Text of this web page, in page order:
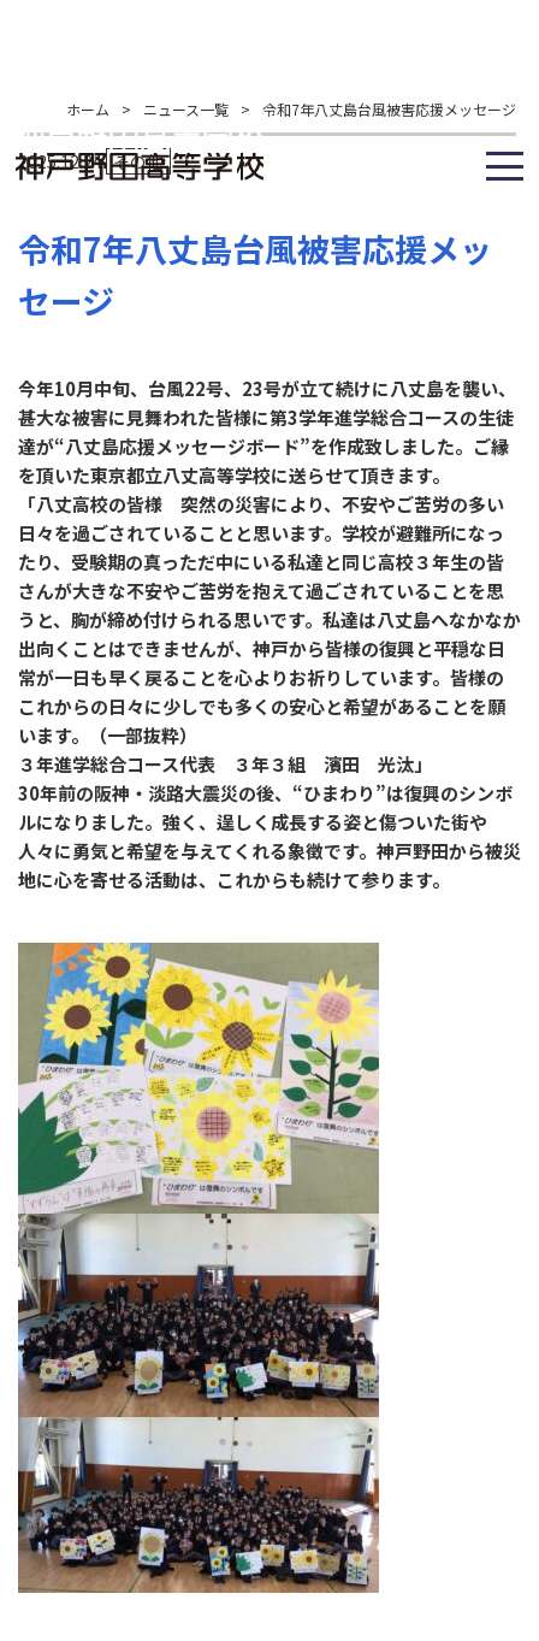
ホーム > ニュース一覧 > 令和7年八丈島台風被害応援メッセージ
2025.12.24 その他
令和7年八丈島台風被害応援メッ
セージ
今年10月中旬、台風22号、23号が立て続けに八丈島を襲い、
甚大な被害に見舞われた皆様に第3学年進学総合コースの生徒
達が“八丈島応援メッセージボード”を作成致しました。ご縁
を頂いた東京都立八丈高等学校に送らせて頂きます。
「八丈高校の皆様 突然の災害により、不安やご苦労の多い
日々を過ごされていることと思います。学校が避難所になっ
たり、受験期の真っただ中にいる私達と同じ高校３年生の皆
さんが大きな不安やご苦労を抱えて過ごされていることを思
うと、胸が締め付けられる思いです。私達は八丈島へなかなか
出向くことはできませんが、神戸から皆様の復興と平穏な日
常が一日も早く戻ることを心よりお祈りしています。皆様の
これからの日々に少しでも多くの安心と希望があることを願
います。（一部抜粋）
３年進学総合コース代表 ３年３組 濱田 光汰」
30年前の阪神・淡路大震災の後、“ひまわり”は復興のシンボ
ルになりました。強く、逞しく成長する姿と傷ついた街や
人々に勇気と希望を与えてくれる象徴です。神戸野田から被災
地に心を寄せる活動は、これからも続けて参ります。